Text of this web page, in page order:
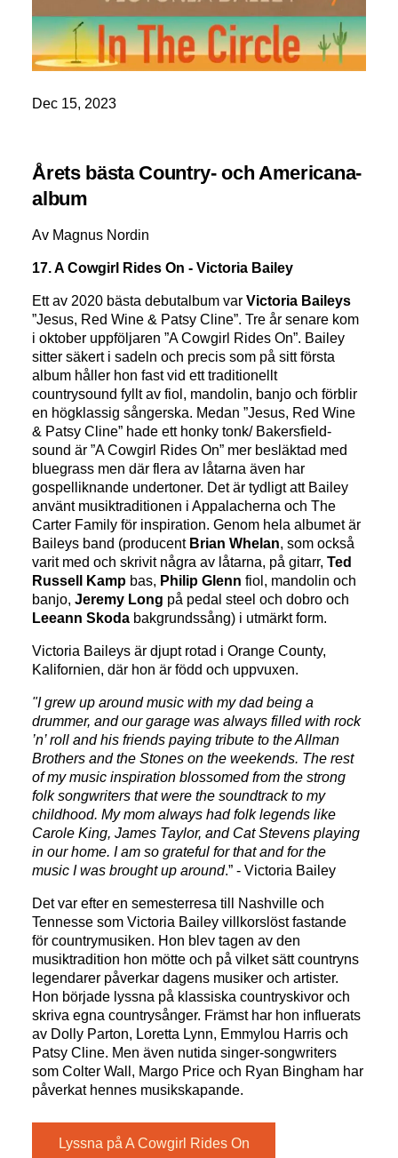
Dec 15, 2023
Årets bästa Country- och Americana-
album
Av Magnus Nordin
17. A Cowgirl Rides On - Victoria Bailey
Ett av 2020 bästa debutalbum varVictoria Baileys
”Jesus, Red Wine & Patsy Cline”. Tre år senare kom
i oktober uppföljaren ”A Cowgirl Rides On”. Bailey
sitter säkert i sadeln och precis som på sitt första
album håller hon fast vid ett traditionellt
countrysound fyllt av fiol, mandolin, banjo och förblir
en högklassig sångerska. Medan ”Jesus, Red Wine
& Patsy Cline” hade ett honky tonk/ Bakersfield-
sound är ”A Cowgirl Rides On” mer besläktad med
bluegrass men där flera av låtarna även har
gospelliknande undertoner. Det är tydligt att Bailey
använt musiktraditionen i Appalacherna och The
Carter Family för inspiration. Genom hela albumet är
Baileys band (producent Brian Whelan, som också
varit med och skrivit några av låtarna, på gitarr,Ted
Russell Kamp bas, Philip Glenn fiol, mandolin och
banjo,Jeremy Long på pedal steel och dobro och
Leeann Skoda bakgrundssång) i utmärkt form.
Victoria Baileys är djupt rotad i Orange County,
Kalifornien, där hon är född och uppvuxen.
"I grew up around music with my dad being a
drummer, and our garage was always filled with rock
’n’ roll and his friends paying tribute to the Allman
Brothers and the Stones on the weekends. The rest
of my music inspiration blossomed from the strong
folk songwriters that were the soundtrack to my
childhood. My mom always had folk legends like
Carole King, James Taylor, and Cat Stevens playing
in our home. I am so grateful for that and for the
music I was brought up around.” - Victoria Bailey
Det var efter en semesterresa till Nashville och
Tennesse som Victoria Bailey villkorslöst fastande
för countrymusiken. Hon blev tagen av den
musiktradition hon mötte och på vilket sätt countryns
legendarer påverkar dagens musiker och artister.
Hon började lyssna på klassiska countryskivor och
skriva egna countrysånger. Främst har hon influerats
av Dolly Parton, Loretta Lynn, Emmylou Harris och
Patsy Cline. Men även nutida singer-songwriters
som Colter Wall, Margo Price och Ryan Bingham har
påverkat hennes musikskapande.
Lyssna på A Cowgirl Rides On